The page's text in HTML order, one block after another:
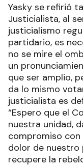
Yasky se refirió
Justicialista, al
justicialismo
partidario, es
no se mire el
un
que ser amplio,
da lo mismo
justicialista es
“Espero que el
nuestra unidad,
compromiso
dolor de nuestro
recupere la